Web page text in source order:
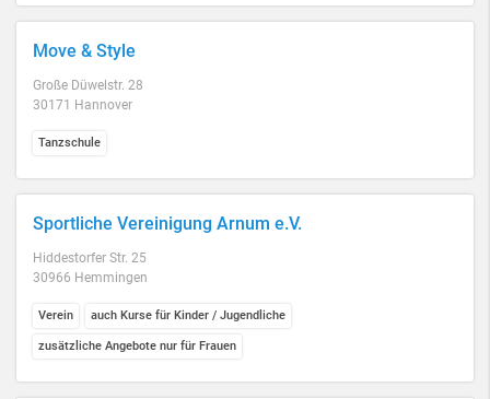
Move & Style
Große Düwelstr. 28
30171 Hannover
Tanzschule
Sportliche Vereinigung Arnum e.V.
Hiddestorfer Str. 25
30966 Hemmingen
Verein auch Kurse für Kinder / Jugendliche
zusätzliche Angebote nur für Frauen